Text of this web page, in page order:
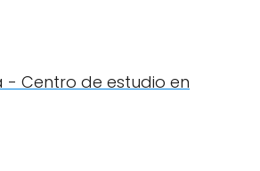
- Centro de estudio en